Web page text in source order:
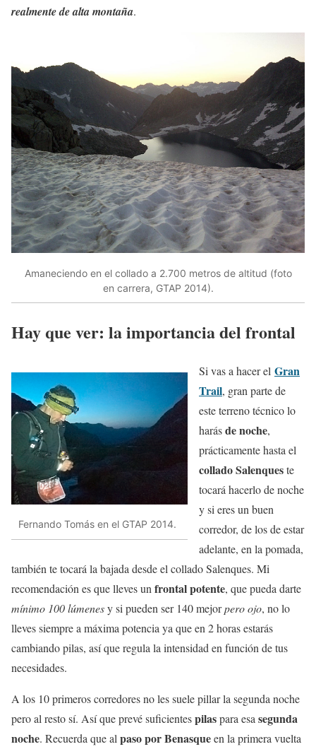
realmente de alta montaña.
Amaneciendo en el collado a 2.700 metros de altitud (foto
en carrera, GTAP 2014).
Hay que ver: la importancia del frontal
Fernando Tomás en el GTAP 2014.
Si vas a hacer el Gran
Trail, gran parte de
este terreno técnico lo
harásde noche,
prácticamente hasta el
collado Salenqueste
tocará hacerlo de noche
y si eres un buen
corredor, de los de estar
adelante, en la pomada,
también te tocará la bajada desde el collado Salenques. Mi
recomendación es que lleves un frontal potente, que pueda darte
mínimo 100 lúmenesy si pueden ser 140 mejorpero ojo, no lo
lleves siempre a máxima potencia ya que en 2 horas estarás
cambiando pilas, así que regula la intensidad en función de tus
necesidades.
A los 10 primeros corredores no les suele pillar la segunda noche
pero al resto sí. Así que prevé suficientespilaspara esa segunda
noche. Recuerda que al paso por Benasqueen la primera vuelta